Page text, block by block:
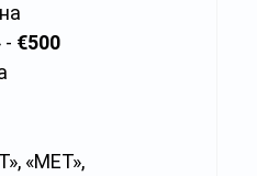
- €500
«MET»,